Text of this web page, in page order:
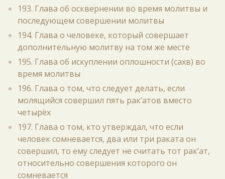
193. Глава об осквернении во время молитвы и
последующем совершении молитвы
194. Глава о человеке, который совершает
дополнительную молитву на том же месте
195. Глава об искуплении оплошности (сахв) во
время молитвы
196. Глава о том, что следует делать, если
молящийся совершил пять рак‘атов вместо
четырёх
197. Глава о том, кто утверждал, что если
человек сомневается, два или три раката он
совершил, то ему следует не считать тот рак‘ат,
относительно совершения которого он
сомневается